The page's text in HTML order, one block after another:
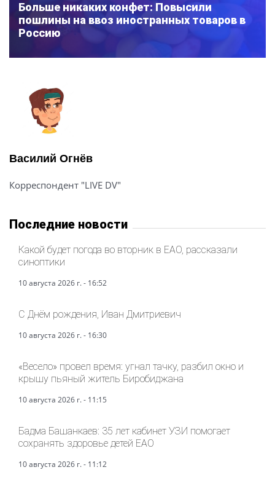
Больше никаких конфет: Повысили
пошлины на ввоз иностранных товаров в
Россию
Василий Огнёв
Корреспондент "LIVE DV"
Последние новости
Какой будет погода во вторник в ЕАО, рассказали
синоптики
10 августа 2026 г. - 16:52
С Днём рождения, Иван Дмитриевич
10 августа 2026 г. - 16:30
«Весело» провел время: угнал тачку, разбил окно и
крышу пьяный житель Биробиджана
10 августа 2026 г. - 11:15
Бадма Башанкаев: 35 лет кабинет УЗИ помогает
сохранять здоровье детей ЕАО
10 августа 2026 г. - 11:12